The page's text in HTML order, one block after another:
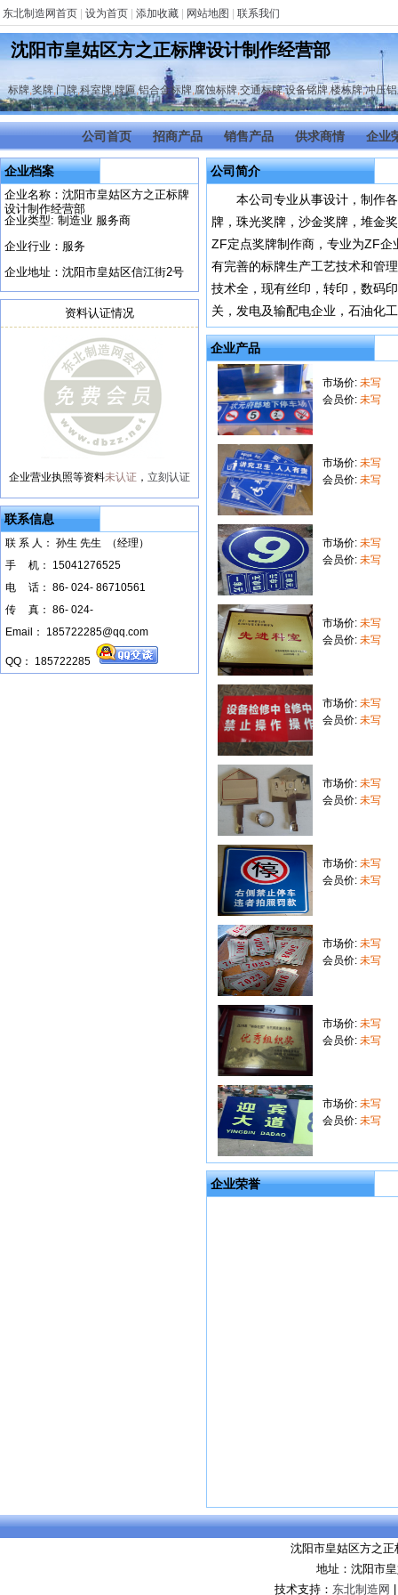
东北制造网首页 设为首页 添加收藏 网站地图 联系我们
沈阳市皇姑区方之正标牌设计制作经营部
标牌,奖牌,门牌,科室牌,牌匾,铝合金标牌,腐蚀标牌,交通标牌,设备铭牌,楼栋牌,冲压
公司首页 招商产品 销售产品 供求商情 企业
企业档案
企业名称：沈阳市皇姑区方之正标牌
设计制作经营部
企业类型: 制造业 服务商
企业行业：服务
企业地址：沈阳市皇姑区信江街2号
资料认证情况
企业营业执照等资料未认证 ， 立刻认证
联系信息
联 系 人： 孙生 先生 （经理）
手
机： 15041276525
电
话： 86- 024- 86710561
传
真： 86- 024-
Email： 185722285@qq.com
QQ： 185722285
公司简介
本公司专业从事设计，制作
牌，珠光奖牌，沙金奖牌，堆金
ZF定点奖牌制作商，专业为ZF
有完善的标牌生产工艺技术和管
技术全，现有丝印，转印，数码
关，发电及输配电企业，石油化
企业产品
市场价: 未写
会员价: 未写
市场价: 未写
会员价: 未写
市场价: 未写
会员价: 未写
市场价: 未写
会员价: 未写
市场价: 未写
会员价: 未写
市场价: 未写
会员价: 未写
市场价: 未写
会员价: 未写
市场价: 未写
会员价: 未写
市场价: 未写
会员价: 未写
市场价: 未写
会员价: 未写
企业荣誉
沈阳市皇姑区方之
地址：沈阳市
技术支持： 东北制造网